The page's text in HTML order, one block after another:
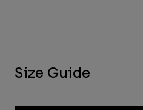
Size Guide